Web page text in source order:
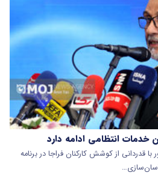
خدمات انتظامی ادامه دارد
قدردانی از کوشش کارکنان فراجا در برنامه
آسان‌سازی…